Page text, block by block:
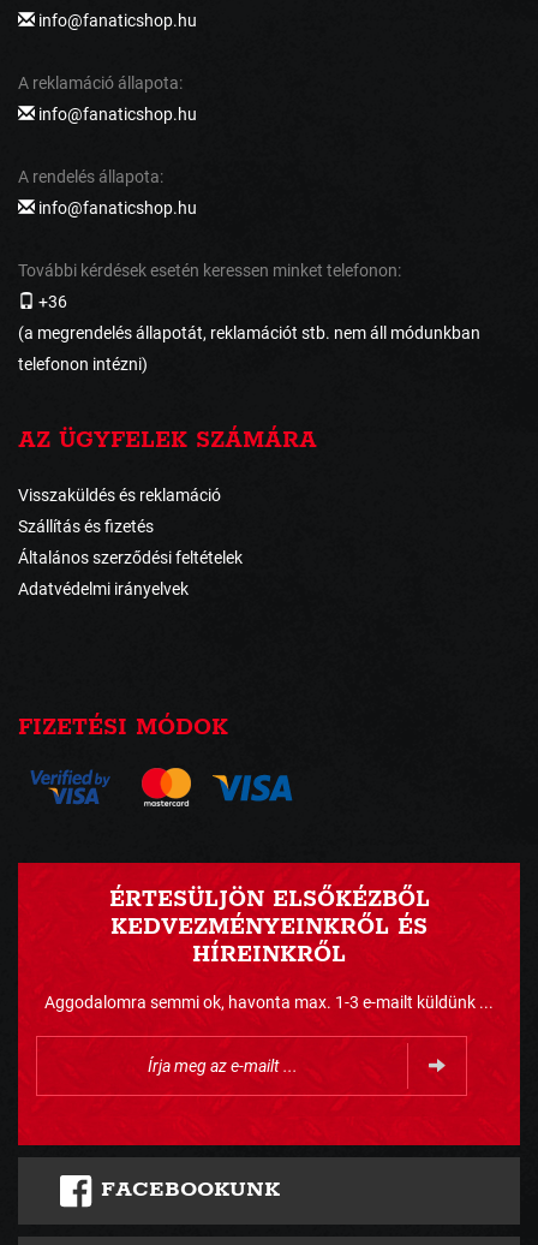
info@fanaticshop.hu
A reklamáció állapota:
info@fanaticshop.hu
A rendelés állapota:
info@fanaticshop.hu
További kérdések esetén keressen minket telefonon:
+36
(a megrendelés állapotát, reklamációt stb. nem áll módunkban
telefonon intézni)
AZ ÜGYFELEK SZÁMÁRA
Visszaküldés és reklamáció
Szállítás és fizetés
Általános szerződési feltételek
Adatvédelmi irányelvek
FIZETÉSI MÓDOK
ÉRTESÜLJÖN ELSŐKÉZBŐL
KEDVEZMÉNYEINKRŐL ÉS
HÍREINKRŐL
Aggodalomra semmi ok, havonta max. 1-3 e-mailt küldünk ...
FACEBOOKUNK